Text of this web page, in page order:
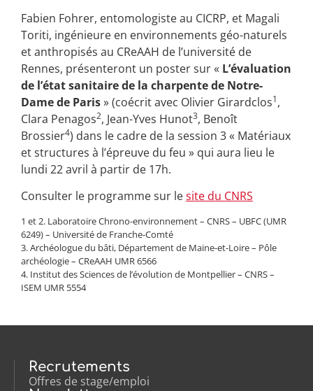
Fabien Fohrer, entomologiste au CICRP, et Magali
Toriti, ingénieure en environnements géo-naturels
et anthropisés au CReAAH de l’université de
Rennes, présenteront un poster sur « L’évaluation
de l’état sanitaire de la charpente de Notre-
Dame de Paris» (coécrit avec Olivier Girardclos1,
Clara Penagos2, Jean-Yves Hunot3, Benoît
Brossier4) dans le cadre de la session 3 « Matériaux
et structures à l’épreuve du feu » qui aura lieu le
lundi 22 avril à partir de 17h.
Consulter le programme sur lesite du CNRS
1 et 2. Laboratoire Chrono-environnement – CNRS – UBFC (UMR
6249) – Université de Franche-Comté
3. Archéologue du bâti, Département de Maine-et-Loire – Pôle
archéologie – CReAAH UMR 6566
4. Institut des Sciences de l’évolution de Montpellier – CNRS –
ISEM UMR 5554
Recrutements
Offres de stage/emploi